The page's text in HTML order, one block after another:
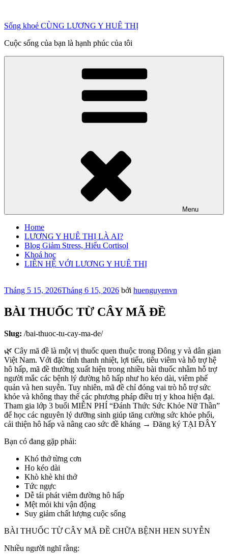
phần
dung
Sống khoẻ CÙNG LƯƠNG Y HUÊ THỊ
Cuộc sống của bạn là hạnh phúc của tôi
Menu
Home
LƯƠNG Y HUÊ THỊ LÀ AI?
Blog Giảm Stress, Hiểu Cortisol
Khoá học
LIÊN HỆ VỚI LƯƠNG Y HUÊ THỊ
Đăng
Tháng 5 15, 2026Tháng 6 15, 2026 bởi huenguyenvn
BÀI THUỐC TỪ CÂY MÃ ĐỀ
Slug: /bai-thuoc-tu-cay-ma-de/
🌿 Cây mã đề là một vị thuốc quen thuộc trong Đông y và dân gian
Việt Nam. Với đặc tính thanh nhiệt, lợi tiểu, tiêu viêm và hỗ trợ hệ
hô hấp, mã đề thường xuất hiện trong nhiều bài thuốc nhằm hỗ trợ
người mắc các bệnh lý đường hô hấp như ho kéo dài, viêm phế
quản và hen suyễn. Tuy nhiên, mã đề chỉ đóng vai trò hỗ trợ sức
khỏe và không thay thế các phương pháp điều trị y khoa hiện đại.
Tham gia lớp 3 buổi MIỄN PHÍ “Đánh Thức Sức Khỏe Nữ Thần”
để học các nguyên lý dưỡng sinh giúp tăng cường sức khỏe phổi,
cải thiện hô hấp và nâng cao sức đề kháng → Đăng ký TẠI ĐÂY
Bạn có đang gặp phải:
Khó thở từng cơn
Ho kéo dài
Khò khè khi thở
Tức ngực
Dễ tái phát viêm đường hô hấp
Mệt mỏi khi vận động
Suy giảm chất lượng cuộc sống
BÀI THUỐC TỪ CÂY MÃ ĐỀ CHỮA BỆNH HEN SUYỄN
Nhiều người nghĩ rằng: